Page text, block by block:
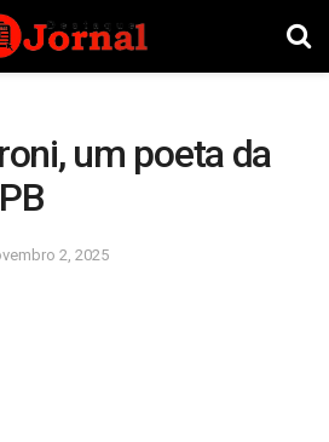
um poeta da
2, 2025